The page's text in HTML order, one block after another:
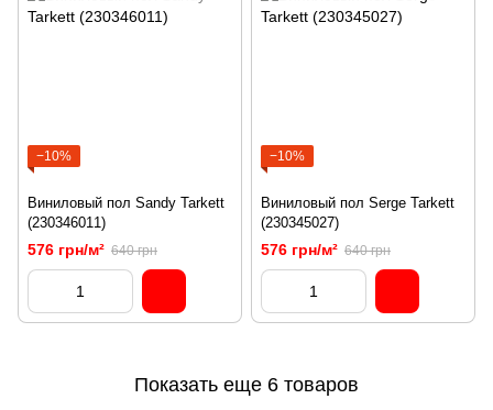
−10%
Виниловый пол Sandy Tarkett
(230346011)
576 грн/м² 640 грн
−10%
Виниловый пол Serge Tarkett
(230345027)
576 грн/м² 640 грн
Показать еще 6 товаров